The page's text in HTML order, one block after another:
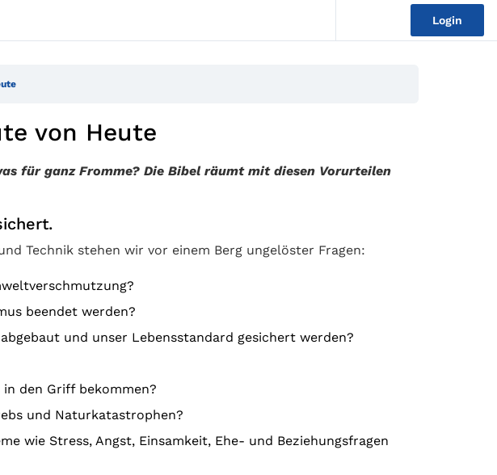
Login
von Heute
für ganz Fromme? Die Bibel räumt mit diesen Vorurteilen
Technik stehen wir vor einem Berg ungelöster Fragen:
beendet werden?
und unser Lebensstandard gesichert werden?
den Griff bekommen?
und Naturkatastrophen?
wie Stress, Angst, Einsamkeit, Ehe- und Beziehungsfragen